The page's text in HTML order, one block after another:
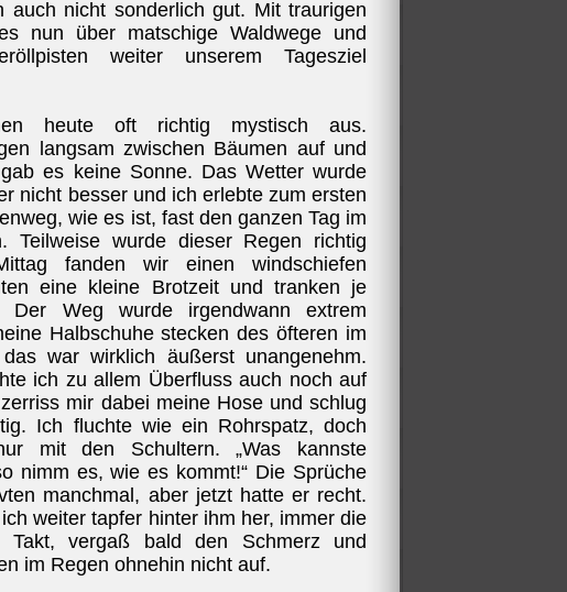
auch nicht sonderlich gut. Mit traurigen
nun über matschige Waldwege und
weiter unserem Tagesziel
heute oft richtig mystisch aus.
langsam zwischen Bäumen auf und
es keine Sonne. Das Wetter wurde
nicht besser und ich erlebte zum ersten
wie es ist, fast den ganzen Tag im
Teilweise wurde dieser Regen richtig
fanden wir einen windschiefen
eine kleine Brotzeit und tranken je
Der Weg wurde irgendwann extrem
Halbschuhe stecken des öfteren im
war wirklich äußerst unangenehm.
ich zu allem Überfluss auch noch auf
mir dabei meine Hose und schlug
Ich fluchte wie ein Rohrspatz, doch
mit den Schultern. „Was kannste
nimm es, wie es kommt!“ Die Sprüche
manchmal, aber jetzt hatte er recht.
weiter tapfer hinter ihm her, immer die
Takt, vergaß bald den Schmerz und
im Regen ohnehin nicht auf.